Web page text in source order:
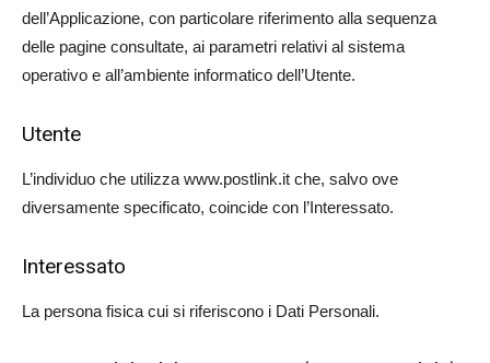
dell’Applicazione, con particolare riferimento alla sequenza
delle pagine consultate, ai parametri relativi al sistema
operativo e all’ambiente informatico dell’Utente.
Utente
L’individuo che utilizza www.postlink.it che, salvo ove
diversamente specificato, coincide con l’Interessato.
Interessato
La persona fisica cui si riferiscono i Dati Personali.